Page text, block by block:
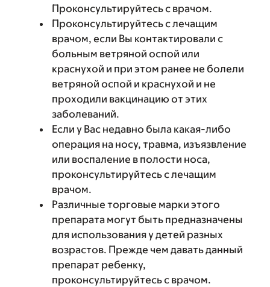
Проконсультируйтесь с врачом.
Проконсультируйтесь с лечащим
врачом, если Вы контактировали с
больным ветряной оспой или
краснухой и при этом ранее не болели
ветряной оспой и краснухой и не
проходили вакцинацию от этих
заболеваний.
Если у Вас недавно была какая-либо
операция на носу, травма, изъязвление
или воспаление в полости носа,
проконсультируйтесь с лечащим
врачом.
Различные торговые марки этого
препарата могут быть предназначены
для использования у детей разных
возрастов. Прежде чем давать данный
препарат ребенку,
проконсультируйтесь с врачом.